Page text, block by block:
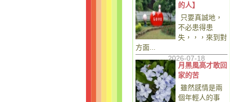
的人】
只要真誠地，
不必患得患
失，，，來到對
方面...
2026-07-18
月黑風高才敢回
家的苦
雖然感情是兩
個年輕人的事